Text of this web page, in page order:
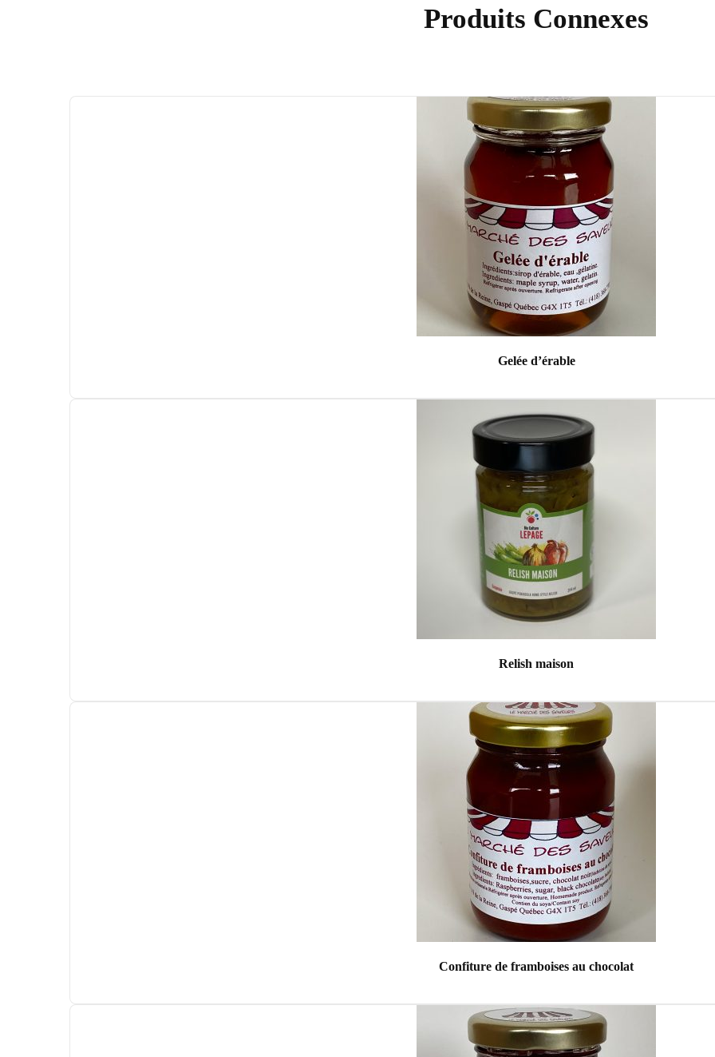
Produits Connexes
Gelée d’érable
Relish maison
Confiture de framboises au chocolat